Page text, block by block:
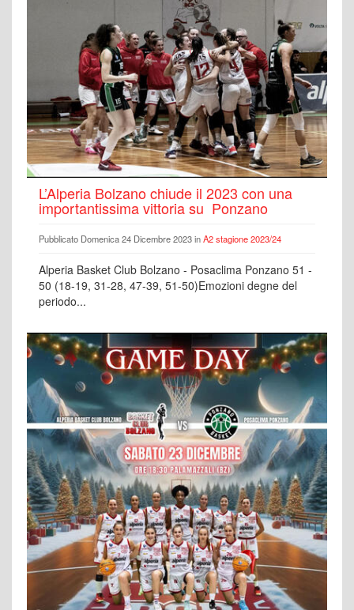
L’Alperia Bolzano chiude il 2023 con una
importantissima vittoria su Ponzano
Pubblicato Domenica 24 Dicembre 2023 inA2 stagione 2023/24
Alperia Basket Club Bolzano - Posaclima Ponzano 51 -
50 (18-19, 31-28, 47-39, 51-50)Emozioni degne del
periodo...